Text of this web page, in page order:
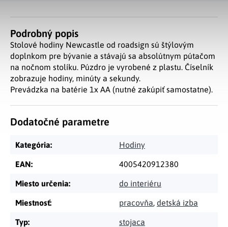
Podrobný popis
Stolové hodiny Newcastle od roadsign sú štýlovým
doplnkom pre bývanie a stávajú sa absolútnym pútačom
na nočnom stolíku. Púzdro je vyrobené z plastu. Číselník
zobrazuje hodiny, minúty a sekundy.
Prevádzka na batérie 1x AA (nutné zakúpiť samostatne).
Dodatočné parametre
Kategória: Hodiny
EAN: 4005420912380
Miesto určenia: do interiéru
Miestnosť: pracovňa, detská izba
Typ: stojaca